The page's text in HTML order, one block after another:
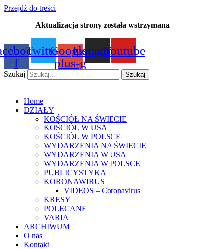
Przejdź do treści
Aktualizacja strony została wstrzymana
f
TwitterGoogle-
plus-g
InstagramYoutube
Szukaj Szukaj
Home
DZIAŁY
KOŚCIÓŁ NA ŚWIECIE
KOŚCIÓŁ W USA
KOŚCIÓŁ W POLSCE
WYDARZENIA NA ŚWIECIE
WYDARZENIA W USA
WYDARZENIA W POLSCE
PUBLICYSTYKA
KORONAWIRUS
VIDEOS – Coronavirus
KRESY
POLECANE
VARIA
ARCHIWUM
O nas
Kontakt